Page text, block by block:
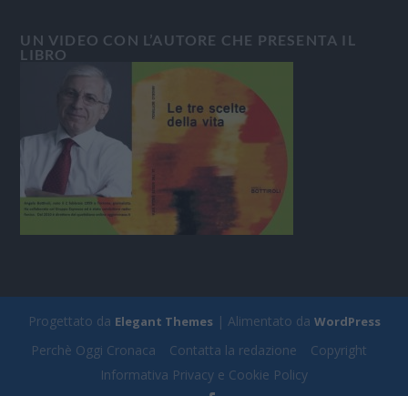
UN VIDEO CON L’AUTORE CHE PRESENTA IL
LIBRO
Progettato da Elegant Themes| Alimentato da WordPress
Perchè Oggi Cronaca Contatta la redazione
Copyright
Informativa Privacy e Cookie Policy